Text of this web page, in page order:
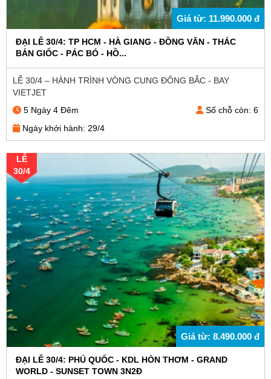
Giá từ: 11.990.000 đ
ĐẠI LỄ 30/4: TP HCM - HÀ GIANG - ĐỒNG VĂN - THÁC
BẢN GIỐC - PÁC BÓ - HỒ...
LỄ 30/4 – HÀNH TRÌNH VÒNG CUNG ĐÔNG BẮC - BAY
VIETJET
5 Ngày 4 Đêm
Số chỗ còn: 6
Ngày khởi hành: 29/4
Giá từ: 8.490.000 đ
LỄ
30/4
ĐẠI LỄ 30/4: PHÚ QUỐC - KDL HÒN THƠM - GRAND
WORLD - SUNSET TOWN 3N2Đ